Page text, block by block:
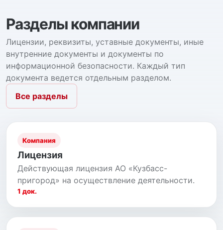
Разделы компании
Лицензии, реквизиты, уставные документы, иные
внутренние документы и документы по
информационной безопасности. Каждый тип
документа ведется отдельным разделом.
Все разделы
Компания
Лицензия
Действующая лицензия АО «Кузбасс-
пригород» на осуществление деятельности.
1 док.